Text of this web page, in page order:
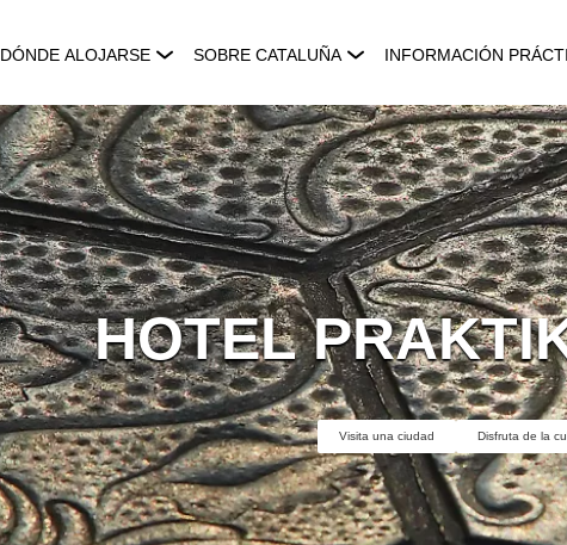
DÓNDE ALOJARSE SOBRE CATALUÑA INFORMACIÓN
HOTEL
Visita una ciudad Disfruta de la